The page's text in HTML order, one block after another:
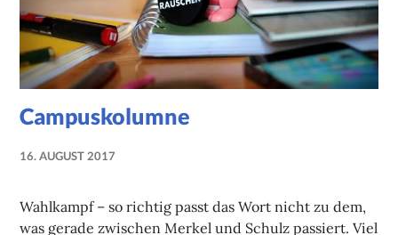
Campuskolumne
16. AUGUST 2017
Wahlkampf – so richtig passt das Wort nicht zu dem,
was gerade zwischen Merkel und Schulz passiert. Viel